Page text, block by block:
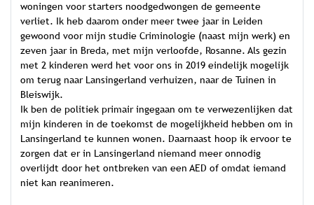
woningen voor starters noodgedwongen de gemeente
verliet. Ik heb daarom onder meer twee jaar in Leiden
gewoond voor mijn studie Criminologie (naast mijn werk) en
zeven jaar in Breda, met mijn verloofde, Rosanne. Als gezin
met 2 kinderen werd het voor ons in 2019 eindelijk mogelijk
om terug naar Lansingerland verhuizen, naar de Tuinen in
Bleiswijk.
Ik ben de politiek primair ingegaan om te verwezenlijken dat
mijn kinderen in de toekomst de mogelijkheid hebben om in
Lansingerland te kunnen wonen. Daarnaast hoop ik ervoor te
zorgen dat er in Lansingerland niemand meer onnodig
overlijdt door het ontbreken van een AED of omdat iemand
niet kan reanimeren.